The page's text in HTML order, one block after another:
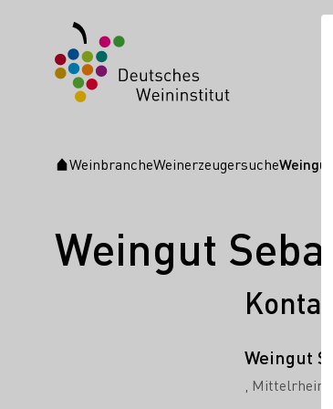
Startseite
WeinbrancheWeinerzeugersuche
Weingut
Weingut
Mittelrhein